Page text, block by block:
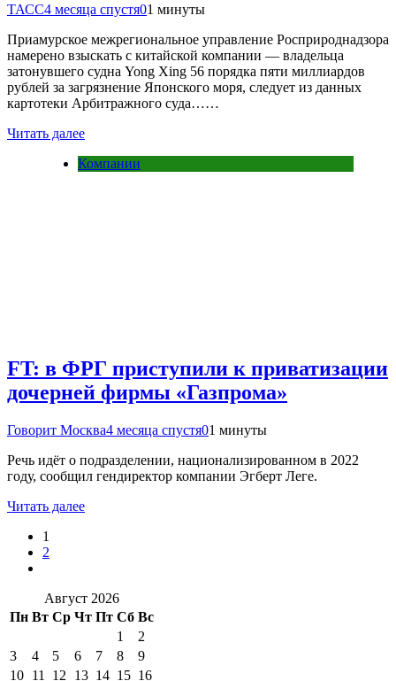
ТАСС4 месяца спустя01 минуты
Приамурское межрегиональное управление Росприроднадзора
намерено взыскать с китайской компании — владельца
затонувшего судна Yong Хing 56 порядка пяти миллиардов
рублей за загрязнение Японского моря, следует из данных
картотеки Арбитражного суда……
Читать далее
Компании
FT: в ФРГ приступили к приватизации
дочерней фирмы «Газпрома»
Говорит Москва4 месяца спустя01 минуты
Речь идёт о подразделении, национализированном в 2022
году, сообщил гендиректор компании Эгберт Леге.
Читать далее
1
2
Август 2026
Пн Вт Ср Чт Пт Сб Вс
1
2
3
4 5 6 7 8
9
10 11 12 13 14 15 16